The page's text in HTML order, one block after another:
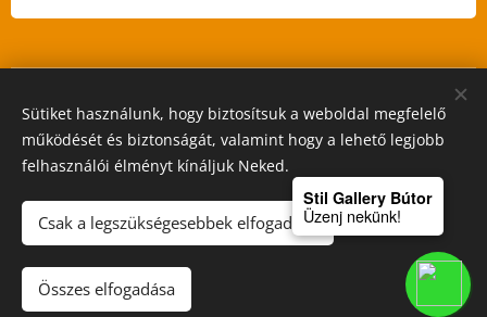
STIL GALLERY KFT
Sütiket használunk, hogy biztosítsuk a weboldal megfelelő
működését és biztonságát, valamint hogy a lehető legjobb
felhasználói élményt kínáljuk Neked.
Csak a legszükségesebbek elfogadása
Összes elfogadása
Stil Gallery Bútor
Üzenj nekünk!